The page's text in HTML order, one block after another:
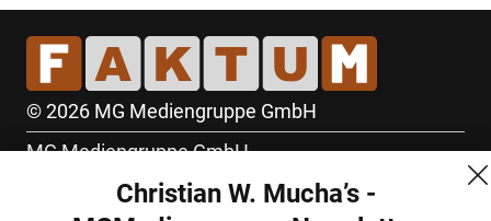
© 2026 MG Mediengruppe GmbH
MG Mediengruppe GmbH
Burgring 1/7Christian W. Mucha’s -